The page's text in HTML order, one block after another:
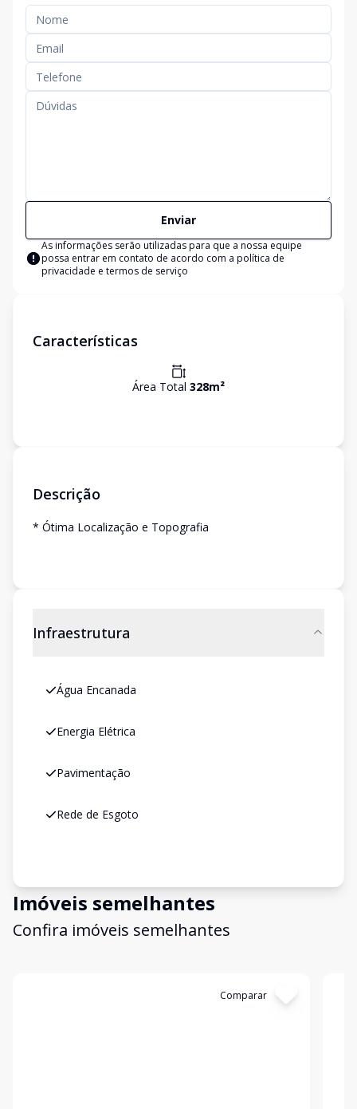
Enviar
As informações serão utilizadas para que a nossa equipe
possa entrar em contato de acordo com a política de
privacidade e termos de serviço
Características
Área Total 328m²
Descrição
* Ótima Localização e Topografia
Infraestrutura
Água Encanada
Energia Elétrica
Pavimentação
Rede de Esgoto
Imóveis semelhantes
Confira imóveis semelhantes
Comparar